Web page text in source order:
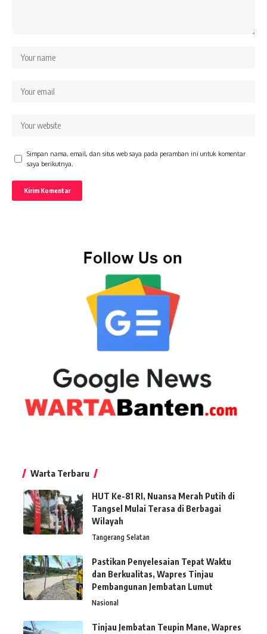
Simpan nama, email, dan situs web saya pada peramban ini untuk komentar
saya berikutnya.
Warta Terbaru
HUT Ke-81 RI, Nuansa Merah Putih di
Tangsel Mulai Terasa di Berbagai
Wilayah
Tangerang Selatan
Pastikan Penyelesaian Tepat Waktu
dan Berkualitas, Wapres Tinjau
Pembangunan Jembatan Lumut
Nasional
Tinjau Jembatan Teupin Mane, Wapres